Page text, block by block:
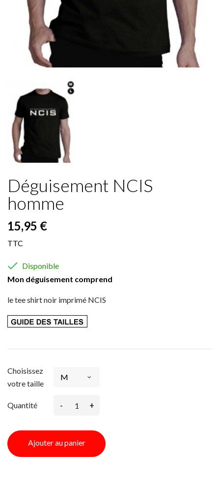
Déguisement NCIS
homme
15,95 €
TTC
 Disponible
Mon déguisement comprend
le tee shirt noir imprimé NCIS
Choisissez
votre taille
Quantité - +
Ajouter au panier